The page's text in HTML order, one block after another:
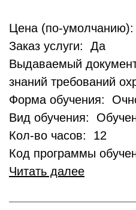
Цена (по-
Заказ услуги: Да
Выдаваемый
знаний требований
Форма обучения:
Вид обучения:
Кол-во часов: 12
Код программы
Читать далее